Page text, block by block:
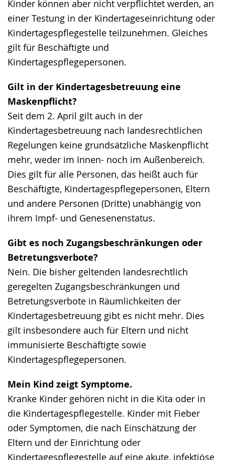
Kinder können aber nicht verpflichtet werden, an
einer Testung in der Kindertageseinrichtung oder
Kindertagespflegestelle teilzunehmen. Gleiches
gilt für Beschäftigte und
Kindertagespflegepersonen.
Gilt in der Kindertagesbetreuung eine
Maskenpflicht?
Seit dem 2. April gilt auch in der
Kindertagesbetreuung nach landesrechtlichen
Regelungen keine grundsätzliche Maskenpflicht
mehr, weder im Innen- noch im Außenbereich.
Dies gilt für alle Personen, das heißt auch für
Beschäftigte, Kindertagespflegepersonen, Eltern
und andere Personen (Dritte) unabhängig von
ihrem Impf- und Genesenenstatus.
Gibt es noch Zugangsbeschränkungen oder
Betretungsverbote?
Nein. Die bisher geltenden landesrechtlich
geregelten Zugangsbeschränkungen und
Betretungsverbote in Räumlichkeiten der
Kindertagesbetreuung gibt es nicht mehr. Dies
gilt insbesondere auch für Eltern und nicht
immunisierte Beschäftigte sowie
Kindertagespflegepersonen.
Mein Kind zeigt Symptome.
Kranke Kinder gehören nicht in die Kita oder in
die Kindertagespflegestelle. Kinder mit Fieber
oder Symptomen, die nach Einschätzung der
Eltern und der Einrichtung oder
Kindertagespflegestelle auf eine akute, infektiöse